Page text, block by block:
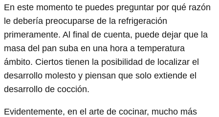
En este momento te puedes preguntar por qué razón
le debería preocuparse de la refrigeración
primeramente. Al final de cuenta, puede dejar que la
masa del pan suba en una hora a temperatura
ámbito. Ciertos tienen la posibilidad de localizar el
desarrollo molesto y piensan que solo extiende el
desarrollo de cocción.
Evidentemente, en el arte de cocinar, mucho más